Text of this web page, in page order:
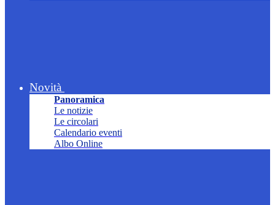
Novità
Panoramica
Le notizie
Le circolari
Calendario eventi
Albo Online